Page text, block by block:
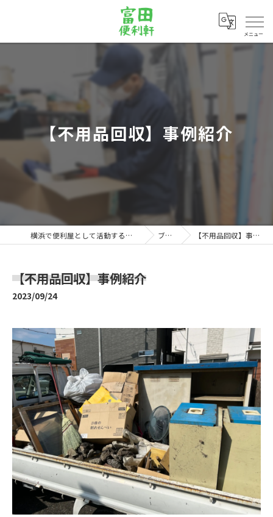
メニュー
【不用品回収】事例紹介
横浜で便利屋として活動する富田便利軒 ブログ 【不用品回収】事例紹介
【不用品回収】事例紹介
2023/09/24